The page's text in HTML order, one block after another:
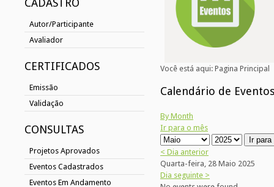
CADASTRO
Autor/Participante
Avaliador
CERTIFICADOS
Emissão
Validação
CONSULTAS
Projetos Aprovados
Eventos Cadastrados
Eventos Em Andamento
Você está aqui: Pagina Principal
Calendário de Eventos
By Month
Ir para o mês
Ir
< Dia anterior
Quarta-feira, 28 Maio 2025
Dia seguinte >